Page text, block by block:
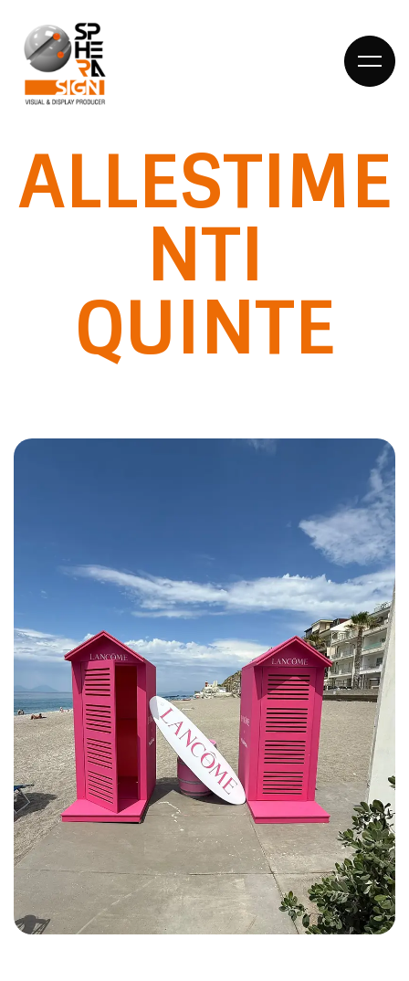
HOME
DIETRO LE
QUINTE
COSA
FACCIAMO
ALLESTIME
NTI
QUINTE